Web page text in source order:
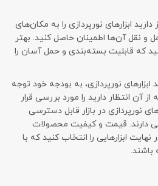
دارید ابزارهای نورپردازی را به مکان‌های
و نقل آن‌ها اطمینان حاصل کنید. بهتر
که قابلیت بسته‌بندی و حمل آسان را
ابزارهای نورپردازی، به بودجه خود توجه
آن انتظار دارید را مورد بررسی قرار
نورپردازی در بازار قابل دسترسی
دارند. قیمت و کیفیت محصولات
ابزارهایی را انتخاب کنید که با
باشند.